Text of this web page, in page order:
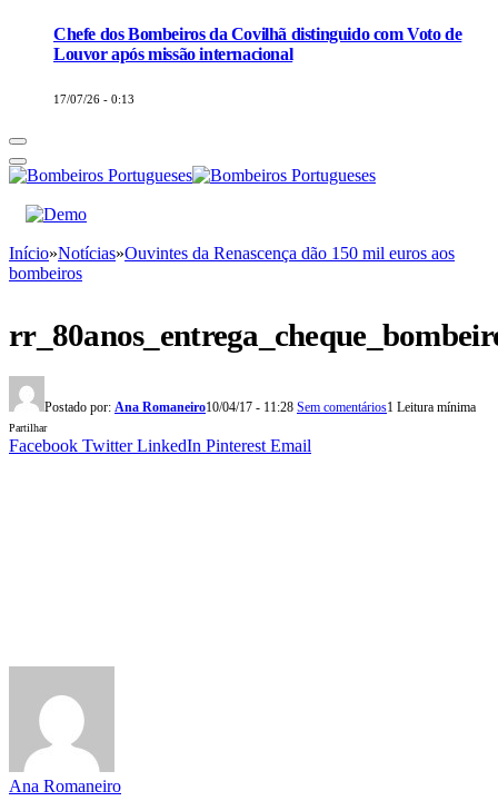
Chefe dos Bombeiros da Covilhã distinguido com Voto de
Louvor após missão internacional
17/07/26 - 0:13
Início»Notícias»Ouvintes da Renascença dão 150 mil euros aos
bombeiros
Postado por: Ana Romaneiro10/04/17 - 11:28 Sem comentários1 Leitura mínima
Partilhar
Facebook Twitter LinkedIn Pinterest Email
Ana Romaneiro